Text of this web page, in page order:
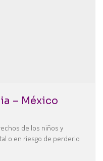
– México
de los niños y
o en riesgo de perderlo